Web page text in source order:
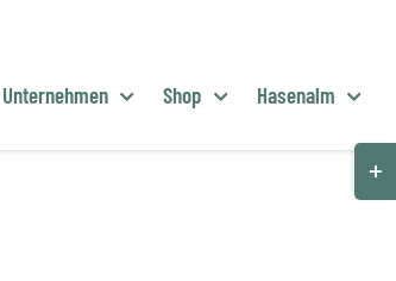
Unternehmen Shop Hasenalm